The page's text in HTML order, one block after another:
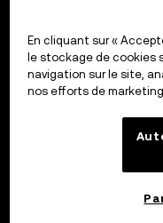
En cliquant sur «
le stockage de cookies
navigation sur le site,
nos efforts de